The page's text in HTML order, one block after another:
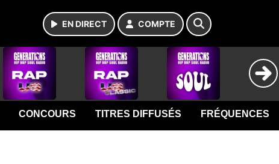
EN DIRECT COMPTE
CONCOURS TITRES DIFFUSÉS FRÉQUENCES